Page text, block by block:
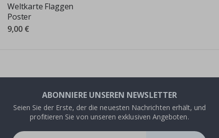
Weltkarte Flaggen
Poster
9,00 €
ABONNIERE UNSEREN NEWSLETTER
Seien Sie der Erste, der die neuesten Nachrichten erhält, und
profitieren Sie von unseren exklusiven Angeboten.